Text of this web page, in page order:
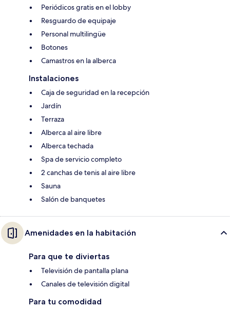
Periódicos gratis en el lobby
Resguardo de equipaje
Personal multilingüe
Botones
Camastros en la alberca
Instalaciones
Caja de seguridad en la recepción
Jardín
Terraza
Alberca al aire libre
Alberca techada
Spa de servicio completo
2 canchas de tenis al aire libre
Sauna
Salón de banquetes
Amenidades en la habitación
Para que te diviertas
Televisión de pantalla plana
Canales de televisión digital
Para tu comodidad